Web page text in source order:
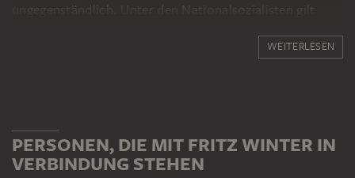
ungegenständlich. Unter den Nationalsozialisten gilt
beschlagnahmt und er erhält Malverbot. Als Soldat
gleichen Jahr wird er Gründungsmitglied von Zen 49 in
der Münchner Galerie Stangl. Seine Bilder thematisieren
zunehmend elementare Naturkräfte. Winter ist 1950 bei
WEITERLESEN
PERSONEN, DIE MIT FRITZ WINTER IN
VERBINDUNG STEHEN